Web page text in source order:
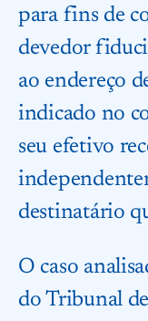
para fins de
devedor
ao endereço
indicado no
seu efetivo
destinatário
O caso
do Tribunal